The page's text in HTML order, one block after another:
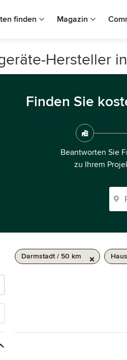
finden Magazin
Hersteller
Finden Sie
Beantworten Sie
zu Ihrem
Darmstadt / 50 km